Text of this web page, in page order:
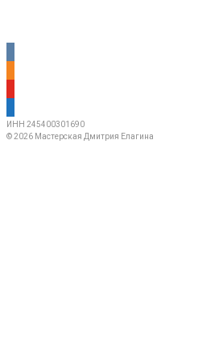
ИНН 245400301690
© 2026 Мастерская Дмитрия Елагина